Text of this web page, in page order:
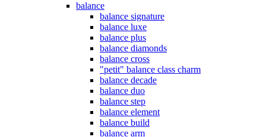
balance
balance signature
balance luxe
balance plus
balance diamonds
balance cross
"petit" balance class charm
balance decade
balance duo
balance step
balance element
balance build
balance arm